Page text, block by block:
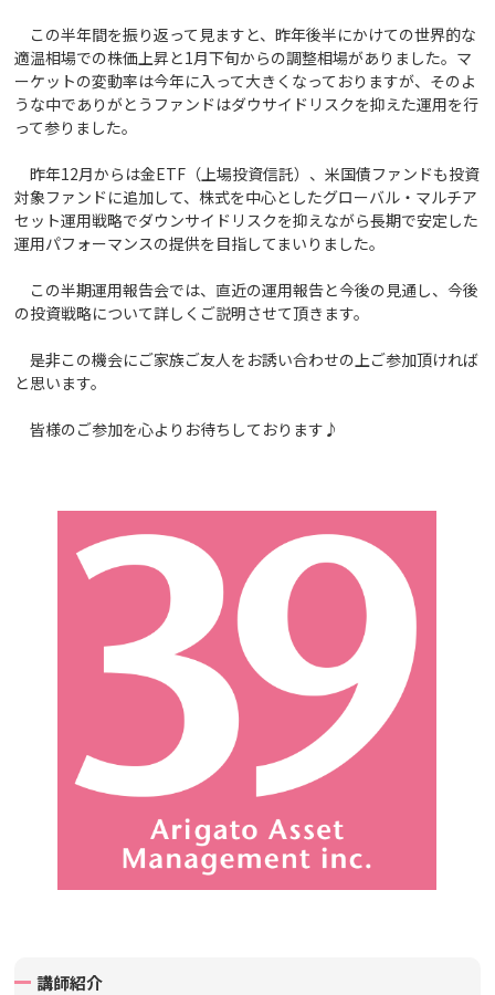
この半年間を振り返って見ますと、昨年後半にかけての世界的な
適温相場での株価上昇と1月下旬からの調整相場がありました。マ
ーケットの変動率は今年に入って大きくなっておりますが、そのよ
うな中でありがとうファンドはダウサイドリスクを抑えた運用を行
って参りました。
昨年12月からは金ETF（上場投資信託）、米国債ファンドも投資
対象ファンドに追加して、株式を中心としたグローバル・マルチア
セット運用戦略でダウンサイドリスクを抑えながら長期で安定した
運用パフォーマンスの提供を目指してまいりました。
この半期運用報告会では、直近の運用報告と今後の見通し、今後
の投資戦略について詳しくご説明させて頂きます。
是非この機会にご家族ご友人をお誘い合わせの上ご参加頂ければ
と思います。
皆様のご参加を心よりお待ちしております♪
講師紹介